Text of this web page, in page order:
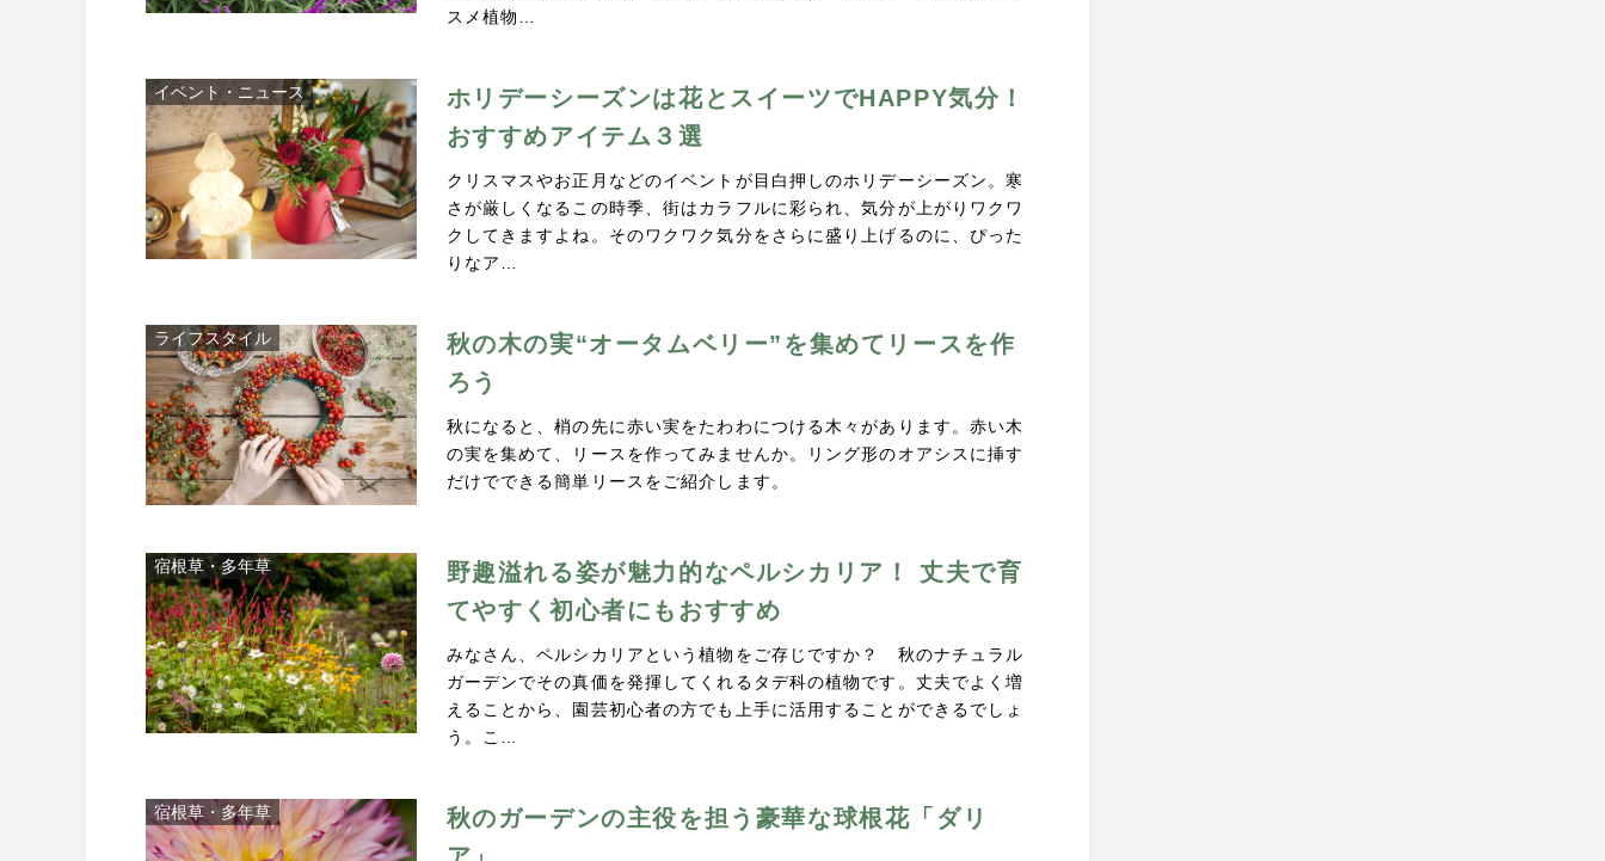
スメ植物…
イベント・ニュース
ホリデーシーズンは花とスイーツでHAPPY気分！
おすすめアイテム３選
クリスマスやお正月などのイベントが目白押しのホリデーシーズン。寒
さが厳しくなるこの時季、街はカラフルに彩られ、気分が上がりワクワ
クしてきますよね。そのワクワク気分をさらに盛り上げるのに、ぴった
りなア…
ライフスタイル
秋の木の実“オータムベリー”を集めてリースを作
ろう
秋になると、梢の先に赤い実をたわわにつける木々があります。赤い木
の実を集めて、リースを作ってみませんか。リング形のオアシスに挿す
だけでできる簡単リースをご紹介します。​​​​​​​​​
宿根草・多年草
野趣溢れる姿が魅力的なペルシカリア！ 丈夫で育
てやすく初心者にもおすすめ
みなさん、ペルシカリアという植物をご存じですか？ 秋のナチュラル
ガーデンでその真価を発揮してくれるタデ科の植物です。丈夫でよく増
えることから、園芸初心者の方でも上手に活用することができるでしょ
う。こ…
宿根草・多年草
秋のガーデンの主役を担う豪華な球根花「ダリ